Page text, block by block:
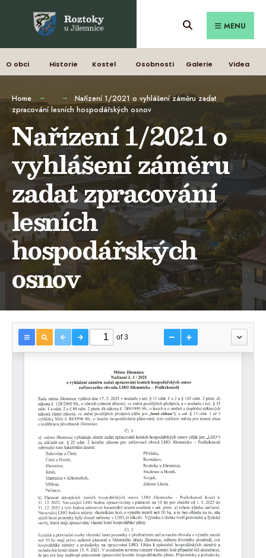
MENU
O obci Historie Kostel Osobnosti Galerie Videa
Home
Nařízení 1/2021 o vyhlášení záměru zadat
zpracování lesních hospodářských osnov
Nařízení 1/2021 o
vyhlášení záměru
zadat zpracování
lesních
hospodářských
osnov